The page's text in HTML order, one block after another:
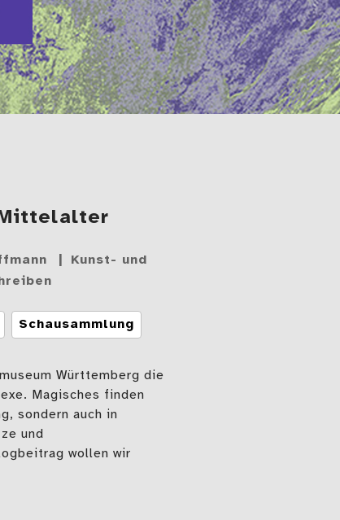
Kunst- und
Schausammlung
Württemberg die
Magisches finden
sondern auch in
und
wollen wir
Mittelalter